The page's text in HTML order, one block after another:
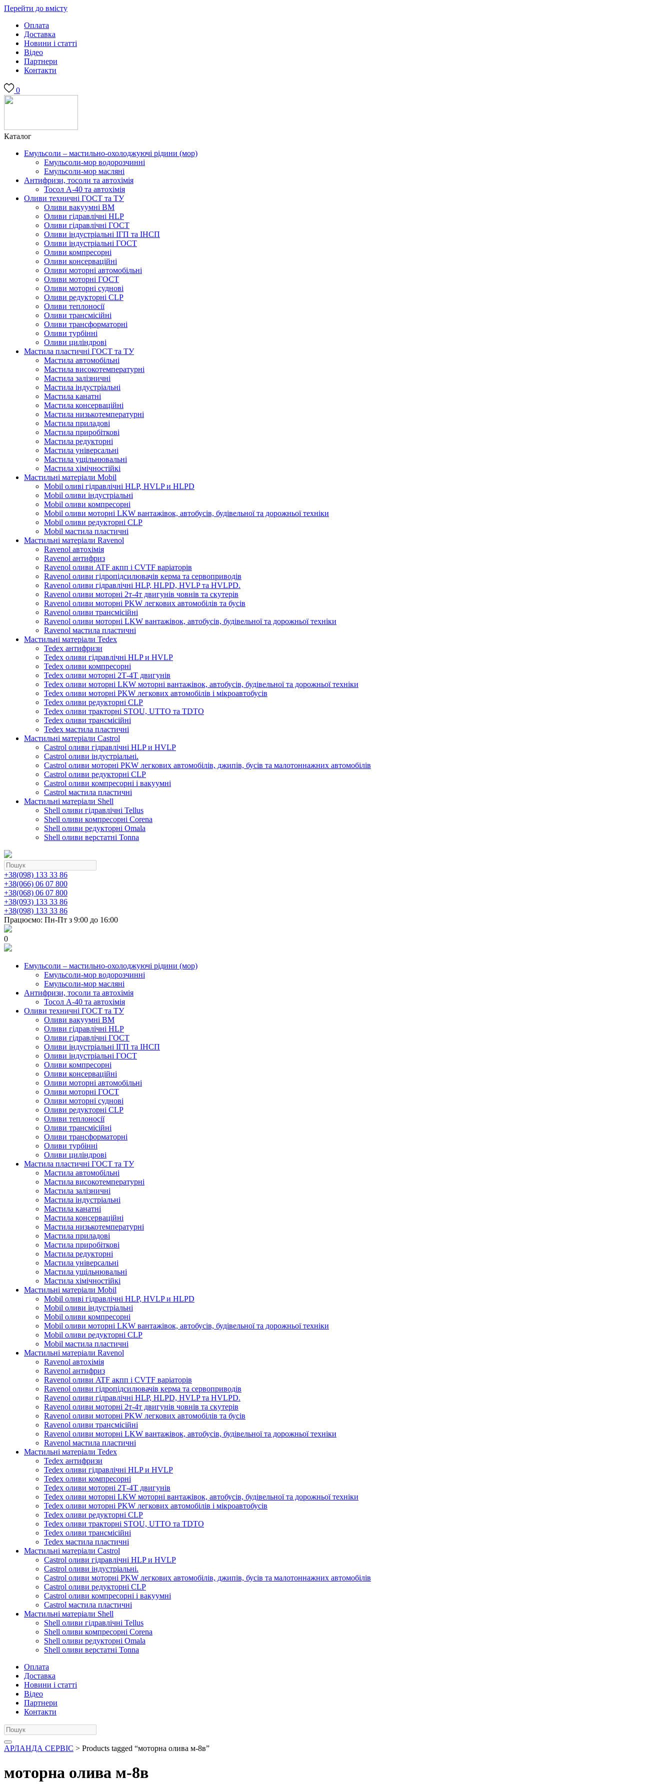
Перейти до вмісту
Оплата
Доставка
Новини і статті
Відео
Партнери
Контакти
0
Каталог
Емульсоли – мастильно-охолоджуючі рідини (мор)
Емульсоли-мор водорозчинні
Емульсоли-мор масляні
Антифризи, тосоли та автохімія
Тосол А-40 та автохімія
Оливи техничні ГОСТ та ТУ
Оливи вакуумні ВМ
Оливи гідравлічні HLP
Оливи гідравлічні ГОСТ
Оливи індустріальні ІГП та ІНСП
Оливи індустріальні ГОСТ
Оливи компресорні
Оливи консерваційні
Оливи моторні автомобільні
Оливи моторні ГОСТ
Оливи моторні суднові
Оливи редукторні CLP
Оливи теплоносії
Оливи трансмісійні
Оливи трансформаторні
Оливи турбінні
Оливи циліндрові
Мастила пластичні ГОСТ та ТУ
Мастила автомобільні
Мастила високотемпературні
Мастила залізничні
Мастила індустріальні
Мастила канатні
Мастила консерваційні
Мастила низькотемпературні
Мастила приладові
Мастила приробіткові
Мастила редукторні
Мастила універсальні
Мастила ущільнювальні
Мастила хімічностійкі
Мастильні матеріали Mobil
Mobil оливі гідравлічні HLP, HVLP и HLPD
Mobil оливи індустріальні
Mobil оливи компресорні
Mobil оливи моторні LKW вантажівок, автобусів, будівельної та дорожньої техніки
Mobil оливи редукторні CLP
Mobil мастила пластичні
Мастильні матеріали Ravenol
Ravenol автохімія
Ravenol антифриз
Ravenol оливи ATF акпп і CVTF варіаторів
Ravenol оливи гідропідсилювачів керма та сервоприводів
Ravenol оливи гідравлічні HLP, HLPD, HVLP та HVLPD.
Ravenol оливи моторні 2т-4т двигунів човнів та скутерів
Ravenol оливи моторні PKW легкових автомобілів та бусів
Ravenol оливи трансмісійні
Ravenol оливи моторні LKW вантажівок, автобусів, будівельної та дорожньої техніки
Ravenol мастила пластичні
Мастильні матеріали Tedex
Tedex антифризи
Tedex оливи гідравлічні HLP и HVLP
Tedex оливи компресорні
Tedex оливи моторні 2Т-4Т двигунів
Tedex оливи моторні LKW моторні вантажівок, автобусів, будівельної та дорожньої техніки
Tedex оливи моторні PKW легкових автомобілів і мікроавтобусів
Tedex оливи редукторні CLP
Tedex оливи тракторні STOU, UTTO та TDTO
Tedex оливи трансмісійні
Tedex мастила пластичні
Мастильні матеріали Castrol
Castrol оливи гідравлічні HLP и HVLP
Castrol оливи індустріальні.
Castrol оливи моторні PKW легкових автомобілів, джипів, бусів та малотоннажних автомобілів
Castrol оливи редукторні CLP
Castrol оливи компресорні і вакуумні
Castrol мастила пластичні
Мастильні матеріали Shell
Shell оливи гідравлічні Tellus
Shell оливи компресорні Corena
Shell оливи редукторні Omala
Shell оливи верстатні Tonna
+38(098) 133 33 86
+38(066) 06 07 800
+38(068) 06 07 800
+38(093) 133 33 86
+38(098) 133 33 86
Працюємо: Пн-Пт з 9:00 до 16:00
0
Емульсоли – мастильно-охолоджуючі рідини (мор)
Емульсоли-мор водорозчинні
Емульсоли-мор масляні
Антифризи, тосоли та автохімія
Тосол А-40 та автохімія
Оливи техничні ГОСТ та ТУ
Оливи вакуумні ВМ
Оливи гідравлічні HLP
Оливи гідравлічні ГОСТ
Оливи індустріальні ІГП та ІНСП
Оливи індустріальні ГОСТ
Оливи компресорні
Оливи консерваційні
Оливи моторні автомобільні
Оливи моторні ГОСТ
Оливи моторні суднові
Оливи редукторні CLP
Оливи теплоносії
Оливи трансмісійні
Оливи трансформаторні
Оливи турбінні
Оливи циліндрові
Мастила пластичні ГОСТ та ТУ
Мастила автомобільні
Мастила високотемпературні
Мастила залізничні
Мастила індустріальні
Мастила канатні
Мастила консерваційні
Мастила низькотемпературні
Мастила приладові
Мастила приробіткові
Мастила редукторні
Мастила універсальні
Мастила ущільнювальні
Мастила хімічностійкі
Мастильні матеріали Mobil
Mobil оливі гідравлічні HLP, HVLP и HLPD
Mobil оливи індустріальні
Mobil оливи компресорні
Mobil оливи моторні LKW вантажівок, автобусів, будівельної та дорожньої техніки
Mobil оливи редукторні CLP
Mobil мастила пластичні
Мастильні матеріали Ravenol
Ravenol автохімія
Ravenol антифриз
Ravenol оливи ATF акпп і CVTF варіаторів
Ravenol оливи гідропідсилювачів керма та сервоприводів
Ravenol оливи гідравлічні HLP, HLPD, HVLP та HVLPD.
Ravenol оливи моторні 2т-4т двигунів човнів та скутерів
Ravenol оливи моторні PKW легкових автомобілів та бусів
Ravenol оливи трансмісійні
Ravenol оливи моторні LKW вантажівок, автобусів, будівельної та дорожньої техніки
Ravenol мастила пластичні
Мастильні матеріали Tedex
Tedex антифризи
Tedex оливи гідравлічні HLP и HVLP
Tedex оливи компресорні
Tedex оливи моторні 2Т-4Т двигунів
Tedex оливи моторні LKW моторні вантажівок, автобусів, будівельної та дорожньої техніки
Tedex оливи моторні PKW легкових автомобілів і мікроавтобусів
Tedex оливи редукторні CLP
Tedex оливи тракторні STOU, UTTO та TDTO
Tedex оливи трансмісійні
Tedex мастила пластичні
Мастильні матеріали Castrol
Castrol оливи гідравлічні HLP и HVLP
Castrol оливи індустріальні.
Castrol оливи моторні PKW легкових автомобілів, джипів, бусів та малотоннажних автомобілів
Castrol оливи редукторні CLP
Castrol оливи компресорні і вакуумні
Castrol мастила пластичні
Мастильні матеріали Shell
Shell оливи гідравлічні Tellus
Shell оливи компресорні Corena
Shell оливи редукторні Omala
Shell оливи верстатні Tonna
Оплата
Доставка
Новини і статті
Відео
Партнери
Контакти
АРЛАНДА СЕРВІС > Products tagged “моторна олива м-8в”
моторна олива м-8в